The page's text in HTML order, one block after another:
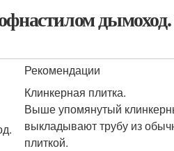
Рекомендации
Клинкерная плитка.
Выше упомянутый
выкладывают трубу из
плиткой.